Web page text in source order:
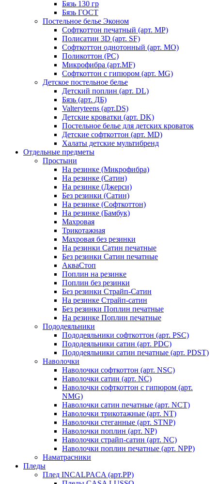
Бязь 130 гр
Бязь ГОСТ
Постельное белье Эконом
Софткоттон печатный (арт. MР)
Полисатин 3D (арт. SF)
Софткоттон однотонный (арт. MO)
Поликоттон (PC)
Микрофибра (арт.MF)
Софткоттон с гипюром (арт. MG)
Детское постельное белье
Детский поплин (арт. DL)
Бязь (арт. ДБ)
Valteryteens (арт.DS)
Детские кроватки (арт. DK)
Постельное белье для детских кроваток
Детские софткоттон (арт. MD)
Халаты детские мультибренд
Отдельные предметы
Простыни
На резинке (Микрофибра)
На резинке (Сатин)
На резинке (Джерси)
Без резинки (Сатин)
На резинке (Софткоттон)
На резинке (Бамбук)
Махровая
Трикотажная
Махровая без резинки
На резинки Сатин печатные
Без резинки Сатин печатные
АкваСтоп
Поплин на резинке
Поплин без резинки
Без резинки Страйп-Сатин
На резинке Страйп-сатин
Без резинки Поплин печатные
На резинке Поплин печатные
Пододеяльники
Пододеяльники софткоттон (арт. PSC)
Пододеяльники сатин (арт. PDC)
Пододеяльники сатин печатные (арт. PDST)
Наволочки
Наволочки софткоттон (арт. NSC)
Наволочки сатин (арт. NC)
Наволочки софткоттон с гипюром (арт.
NMG)
Наволочки сатин печатные (арт. NCT)
Наволочки трикотажные (арт. NT)
Наволочки стеганные (арт. STNP)
Наволочки поплин (арт. NP)
Наволочки страйп-сатин (арт. NC)
Наволочки поплин печатные (арт. NPP)
Наматрасники
Пледы
Плед INCALPACA (арт.PP)